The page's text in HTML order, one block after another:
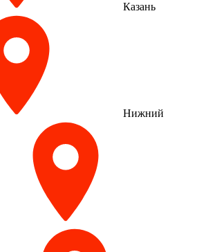
Казань
Нижний